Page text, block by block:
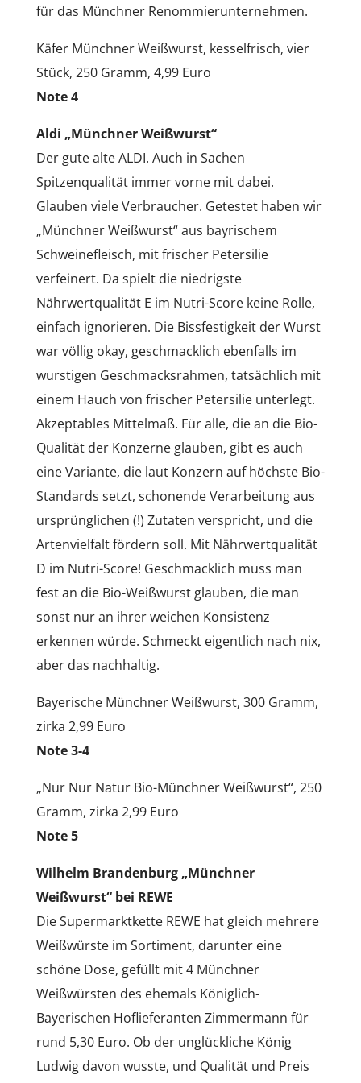
für das Münchner Renommierunternehmen.
Käfer Münchner Weißwurst, kesselfrisch, vier
Stück, 250 Gramm, 4,99 Euro
Note 4
Aldi „Münchner Weißwurst“
Der gute alte ALDI. Auch in Sachen
Spitzenqualität immer vorne mit dabei.
Glauben viele Verbraucher. Getestet haben wir
„Münchner Weißwurst“ aus bayrischem
Schweinefleisch, mit frischer Petersilie
verfeinert. Da spielt die niedrigste
Nährwertqualität E im Nutri-Score keine Rolle,
einfach ignorieren. Die Bissfestigkeit der Wurst
war völlig okay, geschmacklich ebenfalls im
wurstigen Geschmacksrahmen, tatsächlich mit
einem Hauch von frischer Petersilie unterlegt.
Akzeptables Mittelmaß. Für alle, die an die Bio-
Qualität der Konzerne glauben, gibt es auch
eine Variante, die laut Konzern auf höchste Bio-
Standards setzt, schonende Verarbeitung aus
ursprünglichen (!) Zutaten verspricht, und die
Artenvielfalt fördern soll. Mit Nährwertqualität
D im Nutri-Score! Geschmacklich muss man
fest an die Bio-Weißwurst glauben, die man
sonst nur an ihrer weichen Konsistenz
erkennen würde. Schmeckt eigentlich nach nix,
aber das nachhaltig.
Bayerische Münchner Weißwurst, 300 Gramm,
zirka 2,99 Euro
Note 3-4
„Nur Nur Natur Bio-Münchner Weißwurst“, 250
Gramm, zirka 2,99 Euro
Note 5
Wilhelm Brandenburg „Münchner
Weißwurst“ bei REWE
Die Supermarktkette REWE hat gleich mehrere
Weißwürste im Sortiment, darunter eine
schöne Dose, gefüllt mit 4 Münchner
Weißwürsten des ehemals Königlich-
Bayerischen Hoflieferanten Zimmermann für
rund 5,30 Euro. Ob der unglückliche König
Ludwig davon wusste, und Qualität und Preis